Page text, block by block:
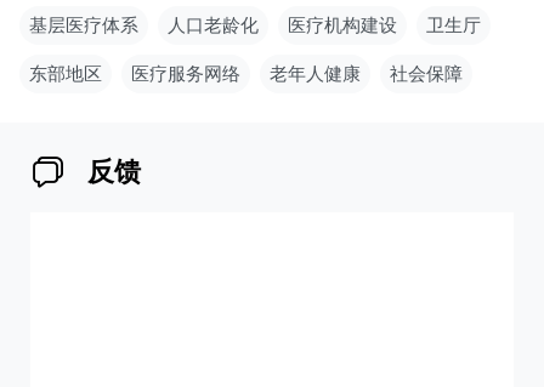
基层医疗体系 人口老龄化 医疗机构建设 卫生厅
东部地区 医疗服务网络 老年人健康 社会保障
反馈